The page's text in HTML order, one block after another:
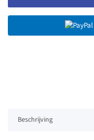
Beschrijving